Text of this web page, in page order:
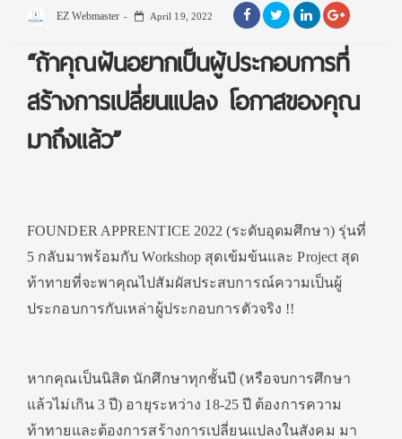
EZ Webmaster April 19, 2022
“ถ้าคุณฝันอยากเป็นผู้ประกอบการที่
สร้างการเปลี่ยนแปลง โอกาสของคุณ
มาถึงแล้ว”
FOUNDER APPRENTICE 2022 (ระดับอุดมศึกษา) รุ่นที่
5 กลับมาพร้อมกับ Workshop สุดเข้มข้นและ Project สุด
ท้าทายที่จะพาคุณไปสัมผัสประสบการณ์ความเป็นผู้
ประกอบการกับเหล่าผู้ประกอบการตัวจริง !!
หากคุณเป็นนิสิต นักศึกษาทุกชั้นปี (หรือจบการศึกษา
แล้วไม่เกิน 3 ปี) อายุระหว่าง 18-25 ปี ต้องการความ
ท้าทายและต้องการสร้างการเปลี่ยนแปลงในสังคม มา